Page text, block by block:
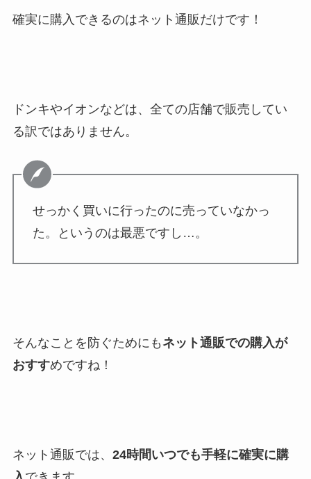
確実に購入できるのはネット通販だけです！
ドンキやイオンなどは、全ての店舗で販売してい
る訳ではありません。
せっかく買いに行ったのに売っていなかっ
た。というのは最悪ですし…。
そんなことを防ぐためにも ネット通販での購入が
おすすめですね！
ネット通販では、 24時間いつでも手軽に確実に購